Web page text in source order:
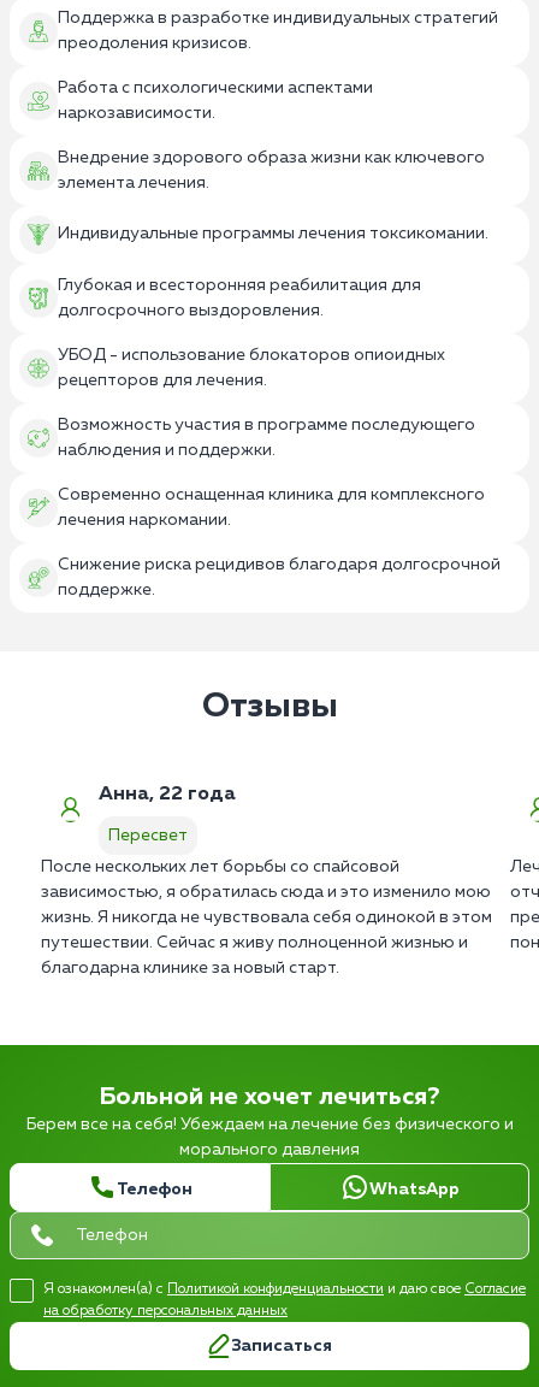
Поддержка в разработке индивидуальных стратегий
преодоления кризисов.
Работа с психологическими аспектами
наркозависимости.
Внедрение здорового образа жизни как ключевого
элемента лечения.
Индивидуальные программы лечения токсикомании.
Глубокая и всесторонняя реабилитация для
долгосрочного выздоровления.
УБОД - использование блокаторов опиоидных
рецепторов для лечения.
Возможность участия в программе последующего
наблюдения и поддержки.
Современно оснащенная клиника для комплексного
лечения наркомании.
Снижение риска рецидивов благодаря долгосрочной
поддержке.
Отзывы
Анна, 22 года
Пересвет
После нескольких лет борьбы со спайсовой
зависимостью, я обратилась сюда и это изменило мою
жизнь. Я никогда не чувствовала себя одинокой в этом
путешествии. Сейчас я живу полноценной жизнью и
благодарна клинике за новый старт.
Больной не хочет лечиться?
Берем все на себя! Убеждаем на лечение без физического и
морального давления
Телефон WhatsApp
Я ознакомлен(а) с Политикой конфиденциальности и даю свое Согласие
на обработку персональных данных
Записаться